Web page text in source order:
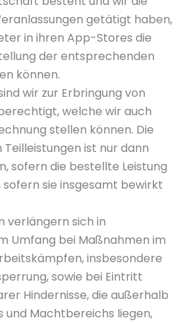
getätigt haben,
in ihren App-Stores die
der entsprechenden
können.
wir zur Erbringung von
welche wir auch
stellen können. Die
Teilleistungen ist nur dann
sofern die bestellte Leistung
sofern sie insgesamt bewirkt
verlängern sich in
Umfang bei Maßnahmen im
insbesondere
sowie bei Eintritt
Hindernisse, die außerhalb
und Machtbereichs liegen,